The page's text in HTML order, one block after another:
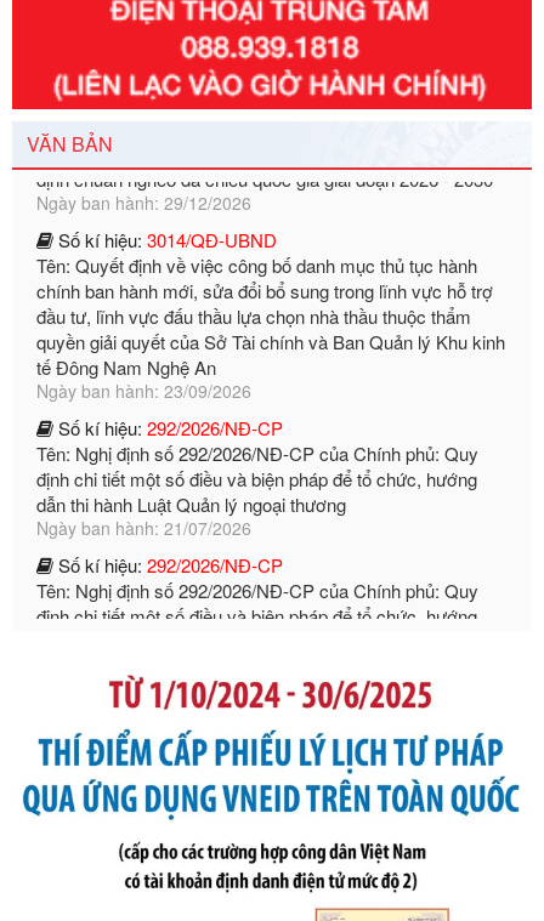
VĂN BẢN
Số kí hiệu: 351/2025/NĐ-CP
Tên: Nghị định số 351/2025/NĐ-CP của Chính phủ: Quy
Ngày ban hành: 29/12/2026
Số kí hiệu:3014/QĐ-UBND
Tên: Quyết định về việc công bố danh mục thủ tục hành
chính ban hành mới, sửa đổi bổ sung trong lĩnh vực hỗ trợ
đầu tư, lĩnh vực đấu thầu lựa chọn nhà thầu thuộc thẩm
quyền giải quyết của Sở Tài chính và Ban Quản lý Khu kinh
tế Đông Nam Nghệ An
Ngày ban hành: 23/09/2026
Số kí hiệu: 292/2026/NĐ-CP
Tên: Nghị định số 292/2026/NĐ-CP của Chính phủ: Quy
định chi tiết một số điều và biện pháp để tổ chức, hướng
dẫn thi hành Luật Quản lý ngoại thương
Ngày ban hành: 21/07/2026
Số kí hiệu:292/2026/NĐ-CP
Tên: Nghị định số 292/2026/NĐ-CP của Chính phủ: Quy
định chi tiết một số điều và biện pháp để tổ chức, hướng
dẫn thi hành Luật Quản lý ngoại thương
Ngày ban hành: 21/07/2026
Tên: Thông tư số 105/2026/TT-BTC của Bộ Tài chính: Bãi
bỏ Thông tư số 87/2019/TT- BТC ngày 19 tháng 12 năm
2019 của Bộ trưởng Bộ Tài chính hướng dẫn thực hiện xử
phạt vi phạm hành chính trong lĩnh vực kho bạc nhà nước
Ngày ban hành: 21/07/2026
Số kí hiệu:291/2026/NĐ-CP
Tên: Nghị định số 291/2026/NĐ-CP của Chính phủ: Sửa
đổi, bổ sung một số điều của Nghị định số 125/2020/NĐ-СР
ngày 19 tháng 10 năm 2020 của Chính phủ quy định xử
phạt vi phạm hành chính về thuế, hóa đơn được sửa đổi, bổ